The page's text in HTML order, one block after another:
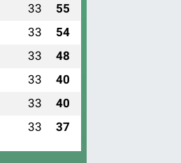
33 55
33 54
33 48
33 40
33 40
33 37